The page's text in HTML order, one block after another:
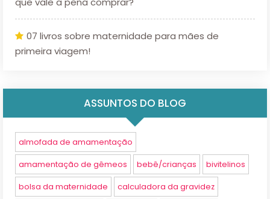
07 livros sobre maternidade para mães de
primeira viagem!
ASSUNTOS DO BLOG
almofada de amamentação
amamentação de gêmeos bebê/crianças bivitelinos
bolsa da maternidade calculadora da gravidez